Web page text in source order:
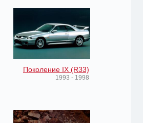
Поколение IX (R33)
1993 - 1998